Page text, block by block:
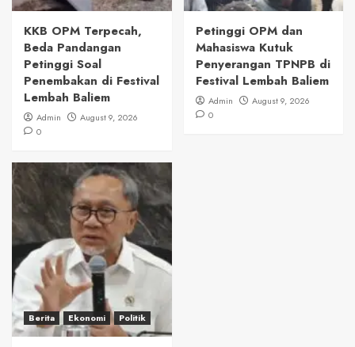
KKB OPM Terpecah,
Beda Pandangan
Petinggi Soal
Penembakan di Festival
Lembah Baliem
Admin
August 9, 2026
0
Petinggi OPM dan
Mahasiswa Kutuk
Penyerangan TPNPB di
Festival Lembah Baliem
Admin
August 9, 2026
0
Berita Ekonomi Politik